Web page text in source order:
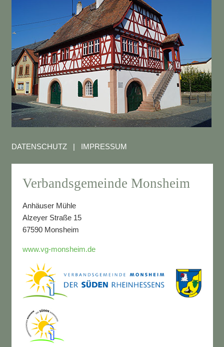
DATENSCHUTZ| IMPRESSUM
Verbandsgemeinde Monsheim
Anhäuser Mühle
Alzeyer Straße 15
67590 Monsheim
www.vg-monsheim.de